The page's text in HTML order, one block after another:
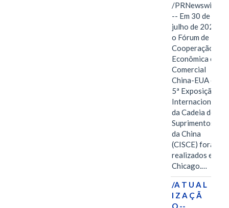
/PRNewswire/
-- Em 30 de
julho de 2026,
o Fórum de
Cooperação
Econômica e
Comercial
China-EUA e a
5ª Exposição
Internacional
da Cadeia de
Suprimentos
da China
(CISCE) foram
realizados em
Chicago.…
/A T U A L
I Z A Ç Ã
O --